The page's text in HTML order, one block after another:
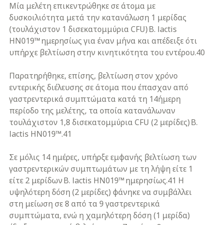
Μία μελέτη επικεντρώθηκε σε άτομα με
δυσκοιλιότητα μετά την κατανάλωση 1 μερίδας
(τουλάχιστον 1 δισεκατομμύρια CFU) B. lactis
HN019™ ημερησίως για έναν μήνα και απέδειξε ότι
υπήρχε βελτίωση στην κινητικότητα του εντέρου.40
Παρατηρήθηκε, επίσης, βελτίωση στον χρόνο
εντερικής διέλευσης σε άτομα που έπασχαν από
γαστρεντερικά συμπτώματα κατά τη 14ήμερη
περίοδο της μελέτης, τα οποία κατανάλωναν
τουλάχιστον 1,8 δισεκατομμύρια CFU (2 μερίδες) B.
lactis HN019™.41
Σε μόλις 14 ημέρες, υπήρξε εμφανής βελτίωση των
γαστρεντερικών συμπτωμάτων με τη λήψη είτε 1
είτε 2 μερίδων B. lactis HN019™ ημερησίως.41 Η
υψηλότερη δόση (2 μερίδες) φάνηκε να συμβάλλει
στη μείωση σε 8 από τα 9 γαστρεντερικά
συμπτώματα, ενώ η χαμηλότερη δόση (1 μερίδα)